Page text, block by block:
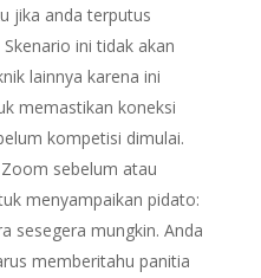
jika anda terputus
ini tidak akan
lainnya karena ini
memastikan koneksi
kompetisi dimulai.
sebelum atau
menyampaikan pidato:
sesegera mungkin. Anda
memberitahu panitia